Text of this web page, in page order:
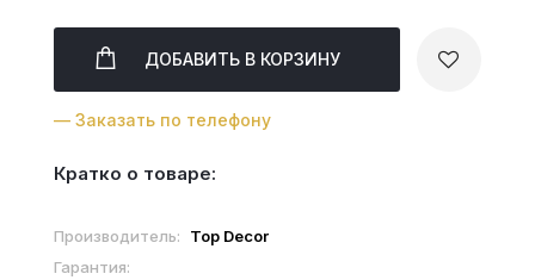
ДОБАВИТЬ В КОРЗИНУ
— Заказать по телефону
Кратко о товаре:
Производитель:
Top Decor
Гарантия: